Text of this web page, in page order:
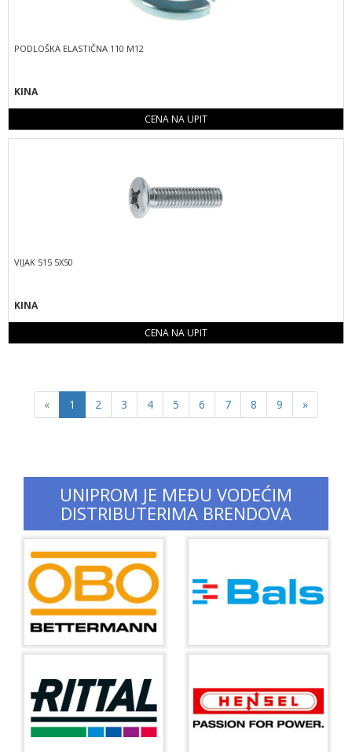
PODLOŠKA ELASTIČNA 110 M12
KINA
CENA NA UPIT
VIJAK 515 5X50
KINA
CENA NA UPIT
«Previous
1 2 3 4 5 6 7 8 9 »Next
UNIPROM JE MEĐU VODEĆIM
DISTRIBUTERIMA BRENDOVA